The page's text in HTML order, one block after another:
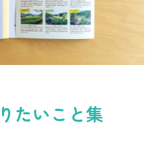
たいこと集